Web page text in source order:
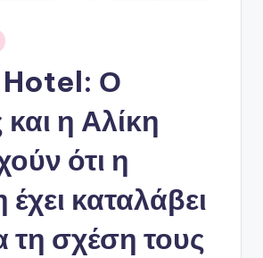
Ο
η Αλίκη
ότι η
καταλάβει
τη σχέση τους